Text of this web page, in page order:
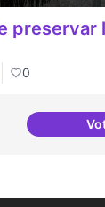
seus vestits.
preservar
0